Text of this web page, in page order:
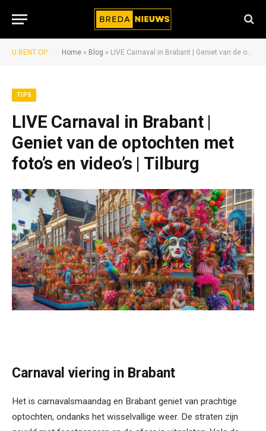
U BENT OP: Home » Blog » LIVE Carnaval in Brabant | Geniet van de optochten met foto’s en video’s | Tilburg
TIPS
LIVE Carnaval in Brabant |
Geniet van de optochten met
foto’s en video’s | Tilburg
Carnaval viering in Brabant
Het is carnavalsmaandag en Brabant geniet van prachtige
optochten, ondanks het wisselvallige weer. De straten zijn